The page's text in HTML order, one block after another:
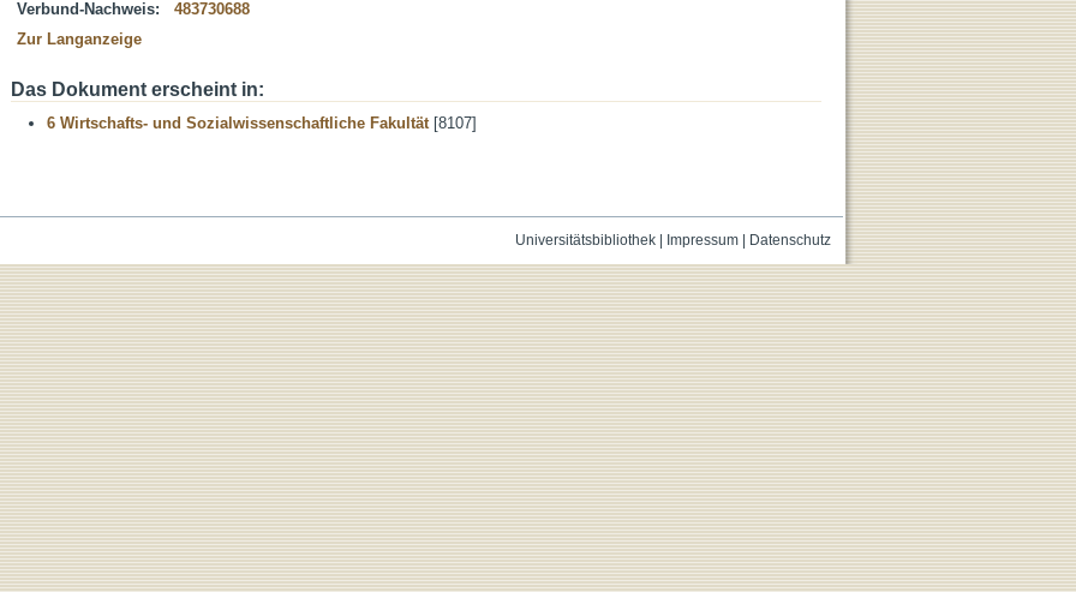
Verbund-Nachweis:
483730688
Zur Langanzeige
Das Dokument erscheint in:
6 Wirtschafts- und Sozialwissenschaftliche Fakultät[8107]
Universitätsbibliothek| Impressum| Datenschutz